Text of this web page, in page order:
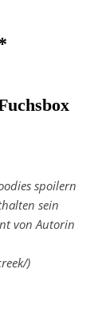
spoilern
sein
von Autorin
)